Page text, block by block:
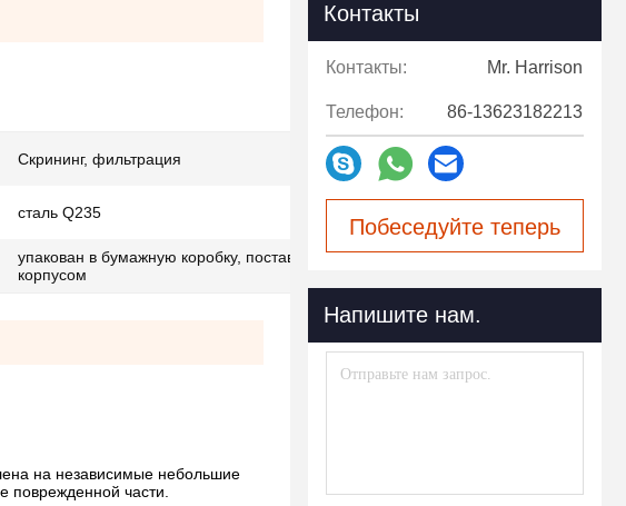
Скрининг, фильтрация
сталь Q235
упакован в бумажную коробку, поставляется деревянным
корпусом
на независимые небольшие
поврежденной части.
Контакты
Контакты: Mr. Harrison
Телефон: 86-13623182213
Побеседуйте теперь
Напишите нам.